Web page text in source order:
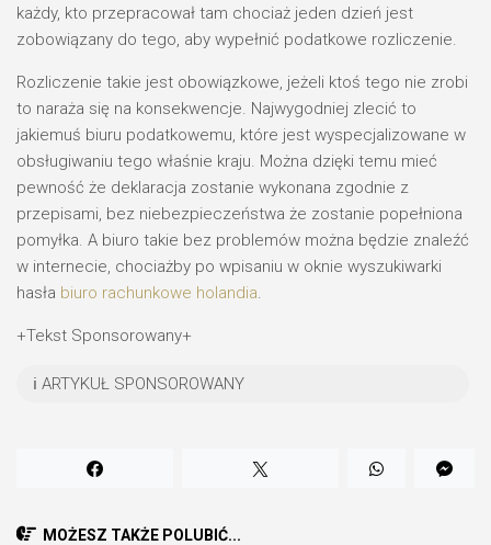
każdy, kto przepracował tam chociaż jeden dzień jest
zobowiązany do tego, aby wypełnić podatkowe rozliczenie.
Rozliczenie takie jest obowiązkowe, jeżeli ktoś tego nie zrobi
to naraża się na konsekwencje. Najwygodniej zlecić to
jakiemuś biuru podatkowemu, które jest wyspecjalizowane w
obsługiwaniu tego właśnie kraju. Można dzięki temu mieć
pewność że deklaracja zostanie wykonana zgodnie z
przepisami, bez niebezpieczeństwa że zostanie popełniona
pomyłka. A biuro takie bez problemów można będzie znaleźć
w internecie, chociażby po wpisaniu w oknie wyszukiwarki
hasła biuro rachunkowe holandia.
+Tekst Sponsorowany+
ℹ️ ARTYKUŁ SPONSOROWANY
MOŻESZ TAKŻE POLUBIĆ...